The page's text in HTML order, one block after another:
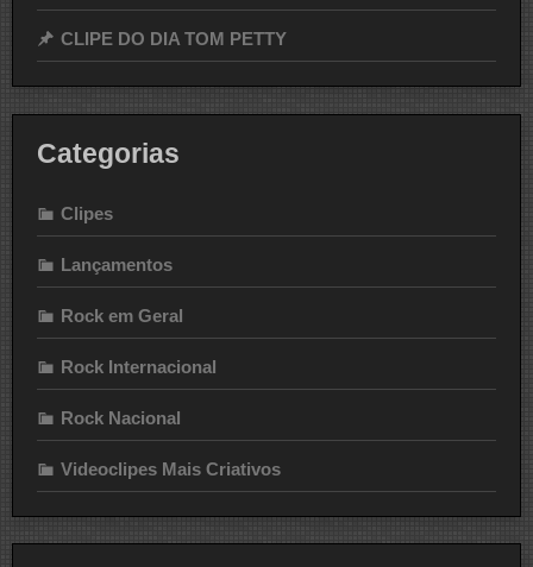
CLIPE DO DIA TOM PETTY
Categorias
Clipes
Lançamentos
Rock em Geral
Rock Internacional
Rock Nacional
Videoclipes Mais Criativos